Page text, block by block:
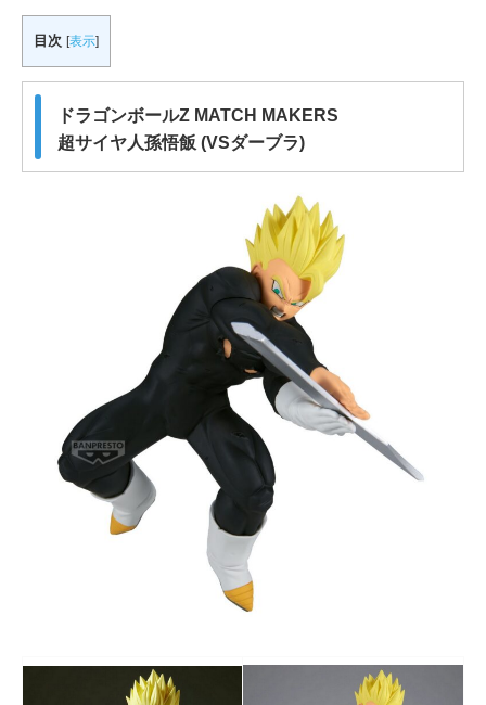
目次 [表示]
ドラゴンボールZ MATCH MAKERS
超サイヤ人孫悟飯 (VSダーブラ)